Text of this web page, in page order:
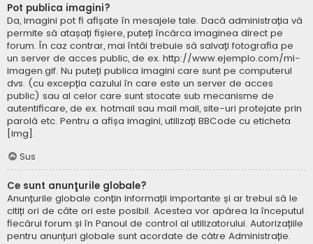
Pot publica imagini?
Da, imagini pot fi afișate în mesajele tale. Dacă administrația vă
permite să atașați fișiere, puteți încărca imaginea direct pe
forum. În caz contrar, mai întâi trebuie să salvați fotografia pe
un server de acces public, de ex. http://www.ejemplo.com/mi-
imagen.gif. Nu puteți publica imagini care sunt pe computerul
dvs. (cu excepția cazului în care este un server de acces
public) sau al celor care sunt stocate sub mecanisme de
autentificare, de ex. hotmail sau mail mail, site-uri protejate prin
parolă etc. Pentru a afișa imagini, utilizați BBCode cu eticheta
[img].
Sus
Ce sunt anunţurile globale?
Anunțurile globale conțin informații importante și ar trebui să le
citiți ori de câte ori este posibil. Acestea vor apărea la începutul
fiecărui forum și în Panoul de control al utilizatorului. Autorizațiile
pentru anunțuri globale sunt acordate de către Administrație.